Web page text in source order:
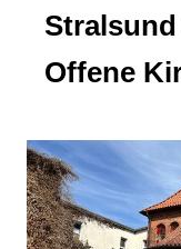
Offene